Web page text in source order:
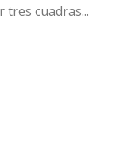
tres cuadras...